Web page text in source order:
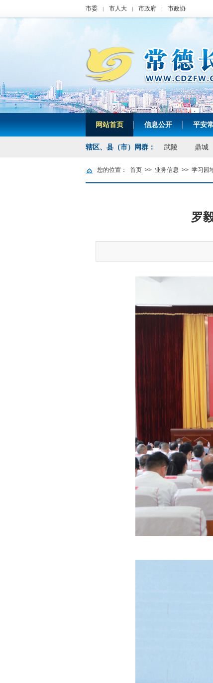
市委 | 市人大 | 市政府 | 市政协
网站首页 | 信息公开 | 平安
辖区、县（市）网群： 武陵 鼎城
您的位置： 首页 >> 业务信息 >> 学习园
罗